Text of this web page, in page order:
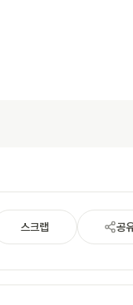
스크랩 공